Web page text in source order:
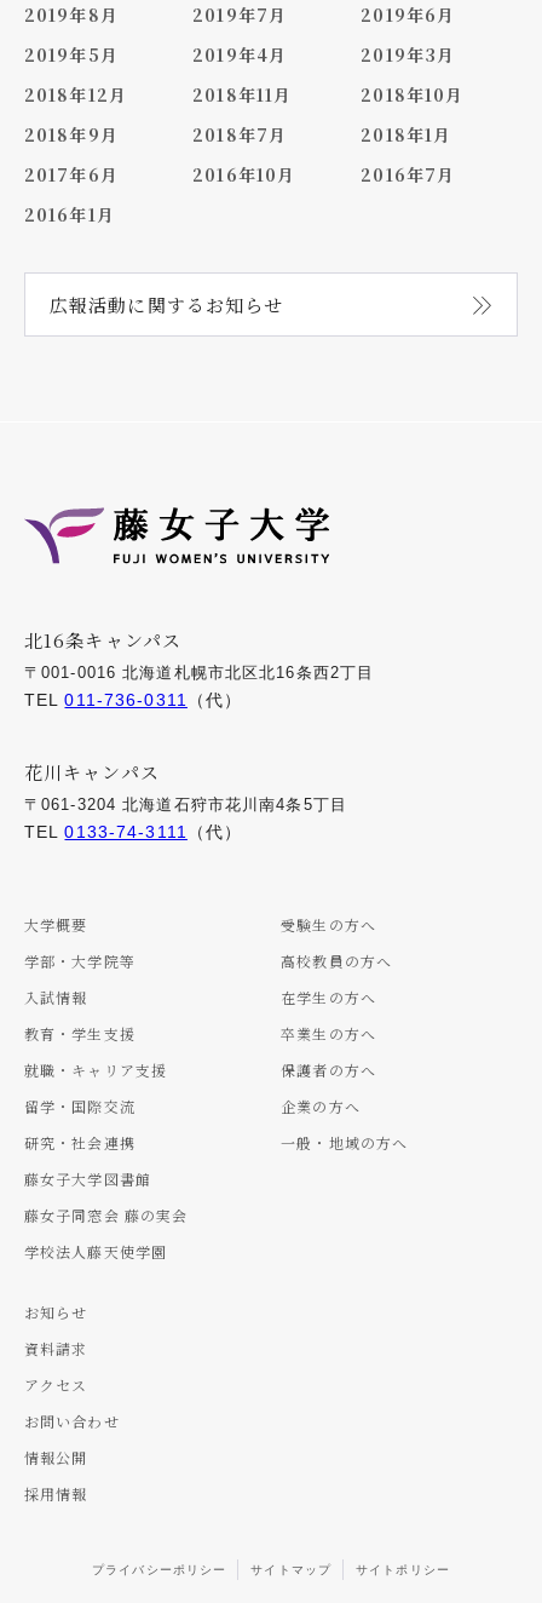
2019年8月
2019年7月
2019年6月
2019年5月
2019年4月
2019年3月
2018年12月
2018年11月
2018年10月
2018年9月
2018年7月
2018年1月
2017年6月
2016年10月
2016年7月
2016年1月
広報活動に関する お知らせ
北16条キャンパス
〒001-0016 北海道札幌市北区北16条西2丁目
TEL011-736-0311 （代）
花川キャンパス
〒061-3204 北海道石狩市花川南4条5丁目
TEL0133-74-3111 （代）
大学概要
学部・大学院等
入試情報
教育・学生支援
就職・キャリア支援
留学・国際交流
研究・社会連携
藤女子大学図書館
藤女子同窓会 藤の実会
学校法人藤天使学園
受験生の方へ
高校教員の方へ
在学生の方へ
卒業生の方へ
保護者の方へ
企業の方へ
一般・地域の方へ
お知らせ
資料請求
アクセス
お問い合わせ
情報公開
採用情報
プライバシーポリシー サイトマップ サイトポリシー